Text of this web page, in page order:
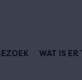
WAT IS ER